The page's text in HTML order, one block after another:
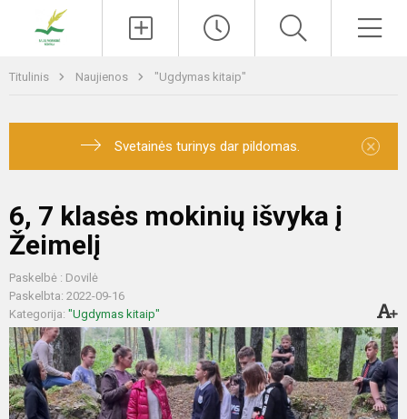
Titulinis Naujienos "Ugdymas kitaip"
Svetainės turinys dar pildomas. ×
6, 7 klasės mokinių išvyka į
Žeimelį
Paskelbė : Dovilė
Paskelbta: 2022-09-16
Kategorija: "Ugdymas kitaip"